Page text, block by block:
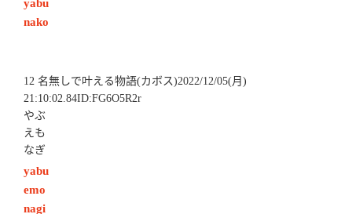
yabu
nako
12 名無しで叶える物語(カボス)2022/12/05(月)
21:10:02.84ID:FG6O5R2r
やぶ
えも
なぎ
yabu
emo
nagi